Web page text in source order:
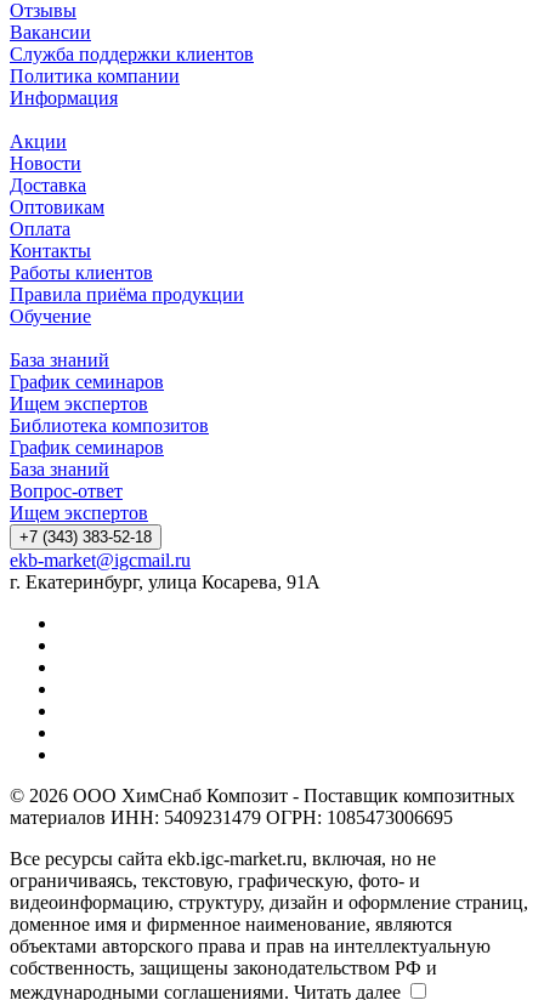
Отзывы
Вакансии
Служба поддержки клиентов
Политика компании
Информация
Акции
Новости
Доставка
Оптовикам
Оплата
Контакты
Работы клиентов
Правила приёма продукции
Обучение
База знаний
График семинаров
Ищем экспертов
Библиотека композитов
График семинаров
База знаний
Вопрос-ответ
Ищем экспертов
+7 (343) 383-52-18
ekb-market@igcmail.ru
г. Екатеринбург, улица Косарева, 91А
© 2026 ООО ХимСнаб Композит - Поставщик композитных
материалов ИНН: 5409231479 ОГРН: 1085473006695
Все ресурсы сайта ekb.igc-market.ru, включая, но не
ограничиваясь, текстовую, графическую, фото- и
видеоинформацию, структуру, дизайн и оформление страниц,
доменное имя и фирменное наименование, являются
объектами авторского права и прав на интеллектуальную
собственность, защищены законодательством РФ и
международными соглашениями. Читать далее